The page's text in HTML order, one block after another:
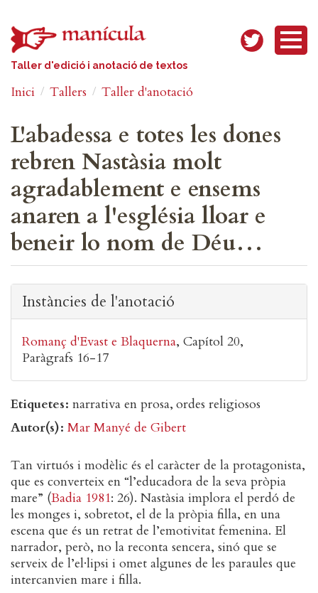
Taller d'edició i anotació de textos
Inici Tallers Taller d'anotació
L'abadessa e totes les dones
rebren Nastàsia molt
agradablement e ensems
anaren a l'església lloar e
beneir lo nom de Déu…
Instàncies de l'anotació
Romanç d'Evast e Blaquerna Capítol 20
Paràgrafs 16-17
Etiquetes narrativa en prosa ordes religiosos
Autor(s) Mar Manyé de Gibert
Tan virtuós i modèlic és el caràcter de la protagonista,
que es converteix en “l’educadora de la seva pròpia
mare” (Badia 1981: 26). Nastàsia implora el perdó de
les monges i, sobretot, el de la pròpia filla, en una
escena que és un retrat de l’emotivitat femenina. El
narrador, però, no la reconta sencera, sinó que se
serveix de l’el·lipsi i omet algunes de les paraules que
intercanvien mare i filla.